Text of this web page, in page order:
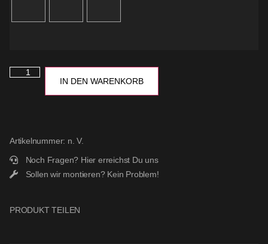
IN DEN WARENKORB
Artikelnummer: n. V.
Noch Fragen? Hier erreichst Du uns
Sollen wir montieren? Kein Problem!
PRODUKT TEILEN